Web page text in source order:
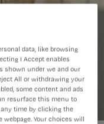
data, like browsing
I Accept enables
shown under we and our
All or withdrawing your
some content and ads
resurface this menu to
time by clicking the
Your choices will